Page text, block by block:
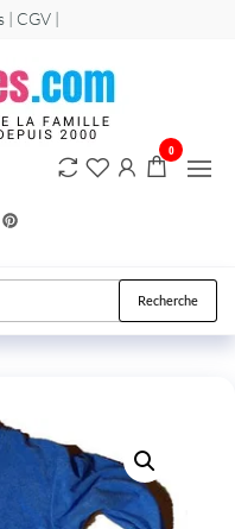
| CGV |
pyjamas
hommes,
femmes et
0
Recherche